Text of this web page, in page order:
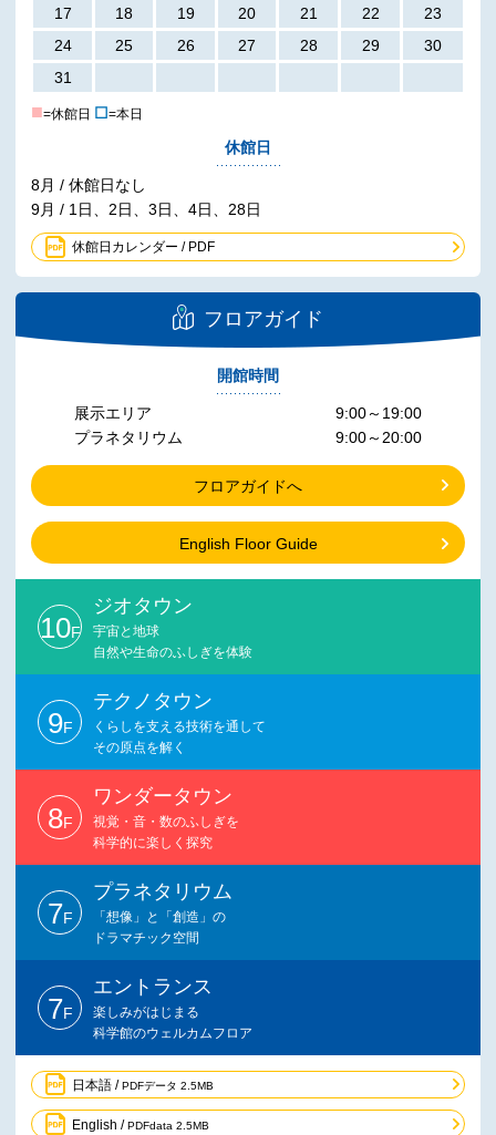
17
18 19 20 21 22
23
24
25 26 27 28 29
30
31
■=休館日 ☐=本日
休館日
8月 / 休館日なし
9月 / 1日、2日、3日、4日、28日
休館日カレンダー / PDF
フロアガイド
開館時間
展示エリア
プラネタリウム
9:00～19:00
9:00～20:00
フロアガイドへ
English Floor Guide
10F
ジオタウン
宇宙と地球
自然や生命のふしぎを体験
9F
テクノタウン
くらしを支える技術を通して
その原点を解く
8F
ワンダータウン
視覚・音・数のふしぎを
科学的に楽しく探究
7F
プラネタリウム
「想像」と「創造」の
ドラマチック空間
7F
エントランス
楽しみがはじまる
科学館のウェルカムフロア
日本語 /PDFデータ 2.5MB
English /PDFdata 2.5MB